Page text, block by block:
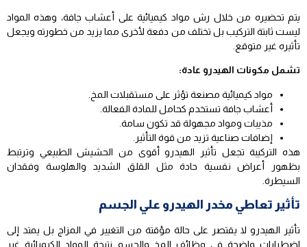
يتم تحضيره من خلال رش مواد كيميائية على أعشاب جافة، وهذه المواد
ليست ثابتة التركيب بل تختلف من دفعة لأخرى مما يزيد من خطورته ويجعل
تأثيره غير متوقع.
تشمل مكونات الهيدرو عادة:
مواد كيميائية مصنعة تؤثر على مستقبلات المخ.
أعشاب جافة تستخدم كحامل للمادة الفعالة.
مذيبات ومواد مجهولة قد تكون سامة.
إضافات صناعية تزيد من قوة التأثير.
هذه التركيبة تجعل تأثير الهيدرو أقوى من الحشيش الطبيعي وترتبط
بظهور أعراض نفسية حادة مثل القلق الشديد والهلوسة وفقدان
السيطرة.
تأثير تعاطي مخدر الهيدرو علي الجسم
تأثير الهيدرو لا يقتصر على حالة مؤقتة من التغيير في المزاج بل يمتد إلى
اضطرابات واضحة في وظائف المخ والجسم نتيجة المواد الكيميائية غير